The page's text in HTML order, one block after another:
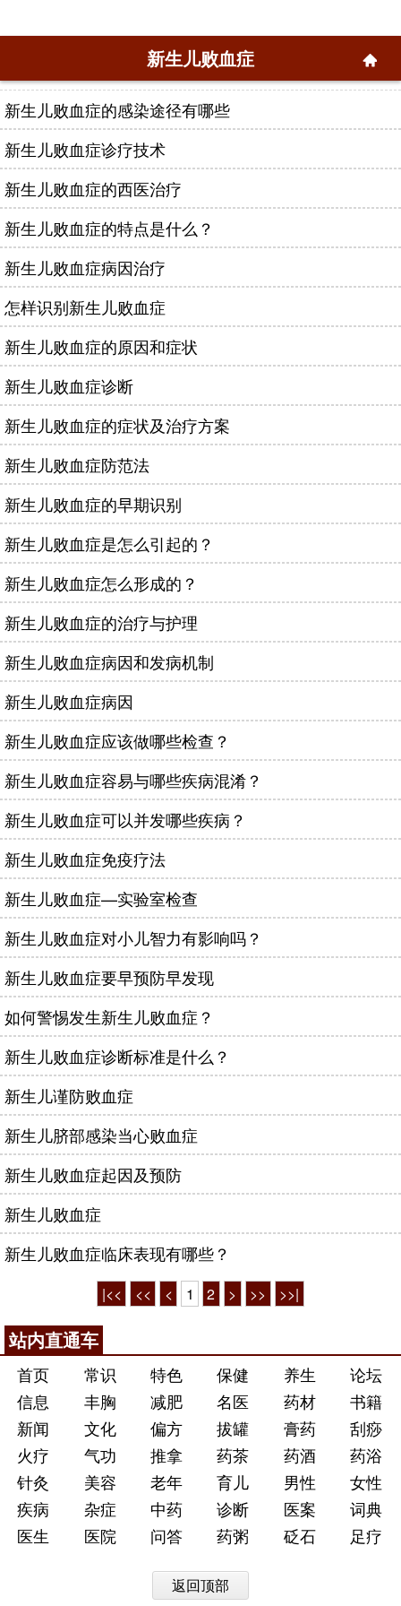
新生儿败血症
新生儿败血症的感染途径有哪些
新生儿败血症诊疗技术
新生儿败血症的西医治疗
新生儿败血症的特点是什么？
新生儿败血症病因治疗
怎样识别新生儿败血症
新生儿败血症的原因和症状
新生儿败血症诊断
新生儿败血症的症状及治疗方案
新生儿败血症防范法
新生儿败血症的早期识别
新生儿败血症是怎么引起的？
新生儿败血症怎么形成的？
新生儿败血症的治疗与护理
新生儿败血症病因和发病机制
新生儿败血症病因
新生儿败血症应该做哪些检查？
新生儿败血症容易与哪些疾病混淆？
新生儿败血症可以并发哪些疾病？
新生儿败血症免疫疗法
新生儿败血症—实验室检查
新生儿败血症对小儿智力有影响吗？
新生儿败血症要早预防早发现
如何警惕发生新生儿败血症？
新生儿败血症诊断标准是什么？
新生儿谨防败血症
新生儿脐部感染当心败血症
新生儿败血症起因及预防
新生儿败血症
新生儿败血症临床表现有哪些？
|<< << < 1 2 > >> >>|
站内直通车
首页 常识 特色 保健 养生
论坛
信息
丰胸 减肥 名医 药材
书籍
新闻
文化 偏方 拔罐 膏药
刮痧
火疗
气功 推拿 药茶 药酒
药浴
针灸
美容 老年 育儿 男性
女性
疾病
杂症 中药 诊断 医案
词典
医生
医院 问答 药粥 砭石 足疗
返回顶部